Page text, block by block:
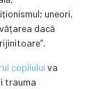
uneori,
dacă
copilului va
trauma